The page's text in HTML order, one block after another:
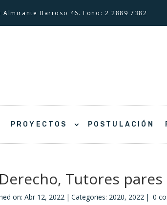
Almirante Barroso 46. Fono: 2 2889 7382
PROYECTOS POSTULACIÓN
Tutores pares
on: Abr 12, 2022 | Categories: 2020, 2022 | 0